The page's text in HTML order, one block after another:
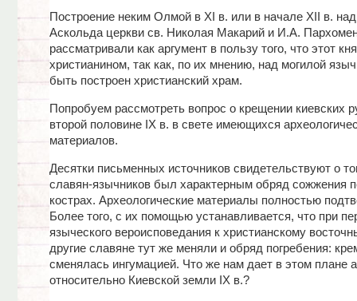
Построение неким Олмой в XI в. или в начале XII в.
Аскольда церкви св. Николая Макарий и И.А.
рассматривали как аргумент в пользу того, что этот
христианином, так как, по их мнению, над могилой
быть построен христианский храм.
Попробуем рассмотреть вопрос о крещении киевских
второй половине IX в. в свете имеющихся
материалов.
Десятки письменных источников свидетельствуют о
славян-язычников был характерным обряд сожжения
кострах. Археологические материалы полностью
Более того, с их помощью устанавливается, что при
языческого вероисповедания к христианскому
другие славяне тут же меняли и обряд погребения:
сменялась ингумацией. Что же нам дает в этом плане
относительно Киевской земли IX в.?